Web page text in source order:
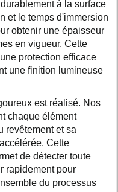
à la surface
et le temps d'immersion
obtenir une épaisseur
en vigueur. Cette
protection efficace
une finition lumineuse
est réalisé. Nos
chaque élément
revêtement et sa
Cette
de détecter toute
rapidement pour
du processus